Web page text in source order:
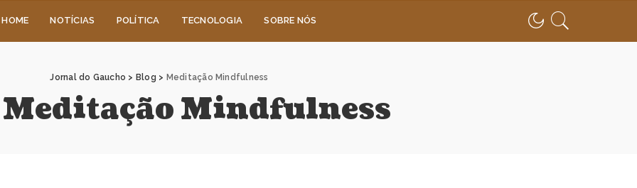
HOME NOTÍCIAS POLÍTICA TECNOLOGIA SOBRE NÓS
Jornal do Gaucho > Blog > Meditação Mindfulness
Meditação Mindfulness